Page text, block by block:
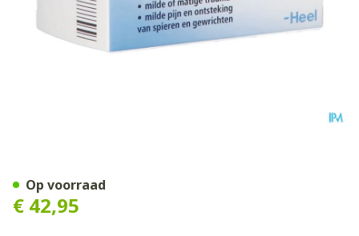
€ 42,95
Op voorraad